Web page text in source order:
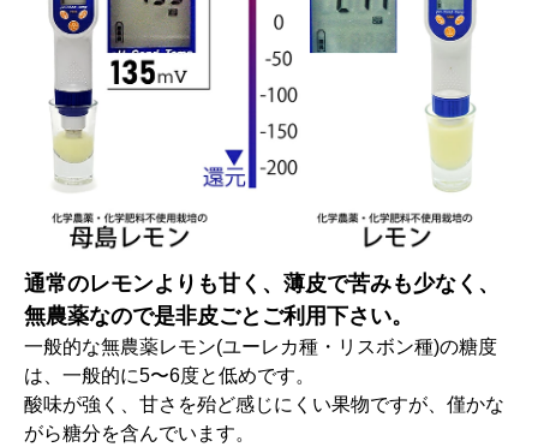
通常のレモンよりも甘く、薄皮で苦みも少なく、
無農薬なので是非皮ごとご利用下さい。
一般的な無農薬レモン(ユーレカ種・リスボン種)の糖度
は、一般的に5〜6度と低めです。
酸味が強く、甘さを殆ど感じにくい果物ですが、僅かな
がら糖分を含んでいます。